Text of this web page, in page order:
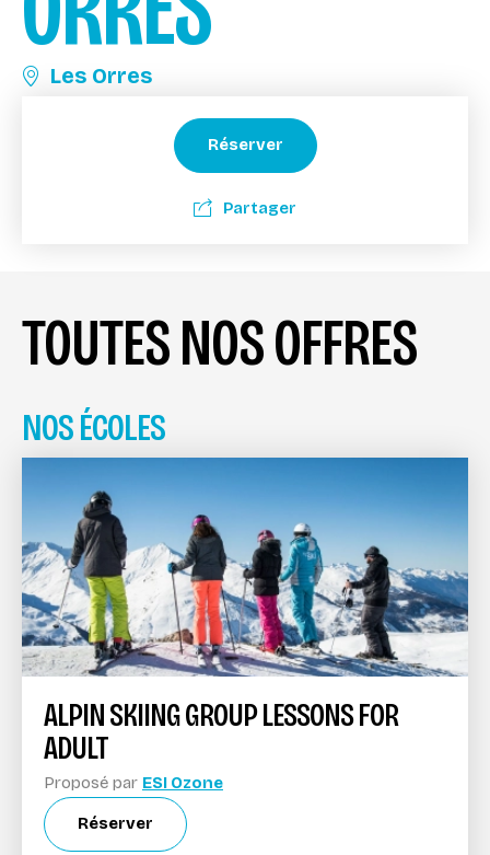
Les Orres
Réserver
Partager
TOUTES NOS OFFRES
NOS ÉCOLES
ALPIN SKIING GROUP LESSONS FOR
ADULT
Proposé par ESI Ozone
Réserver